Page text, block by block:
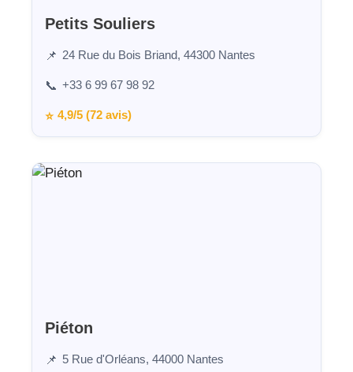
Petits Souliers
📌 24 Rue du Bois Briand, 44300 Nantes
📞 +33 6 99 67 98 92
⭐ 4,9/5 (72 avis)
Piéton
📌 5 Rue d'Orléans, 44000 Nantes